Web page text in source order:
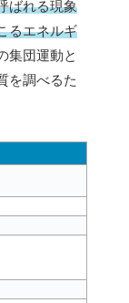
ばれる現象
るエネルギ
集団運動と
を調べるた